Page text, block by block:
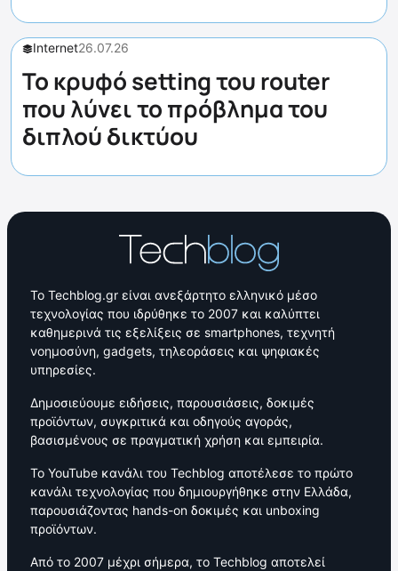
Internet26.07.26
Το κρυφό setting του router
που λύνει το πρόβλημα του
διπλού δικτύου
Το Techblog.gr είναι ανεξάρτητο ελληνικό μέσο
τεχνολογίας που ιδρύθηκε το 2007 και καλύπτει
καθημερινά τις εξελίξεις σε smartphones, τεχνητή
νοημοσύνη, gadgets, τηλεοράσεις και ψηφιακές
υπηρεσίες.
Δημοσιεύουμε ειδήσεις, παρουσιάσεις, δοκιμές
προϊόντων, συγκριτικά και οδηγούς αγοράς,
βασισμένους σε πραγματική χρήση και εμπειρία.
Το YouTube κανάλι του Techblog αποτέλεσε το πρώτο
κανάλι τεχνολογίας που δημιουργήθηκε στην Ελλάδα,
παρουσιάζοντας hands-on δοκιμές και unboxing
προϊόντων.
Από το 2007 μέχρι σήμερα, το Techblog αποτελεί